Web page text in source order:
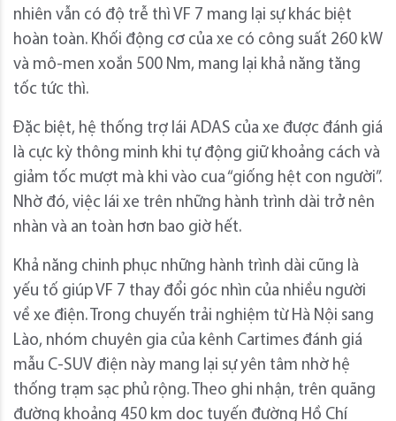
nhiên vẫn có độ trễ thì VF 7 mang lại sự khác biệt
hoàn toàn. Khối động cơ của xe có công suất 260 kW
và mô-men xoắn 500 Nm, mang lại khả năng tăng
tốc tức thì.
Đặc biệt, hệ thống trợ lái ADAS của xe được đánh giá
là cực kỳ thông minh khi tự động giữ khoảng cách và
giảm tốc mượt mà khi vào cua “giống hệt con người”.
Nhờ đó, việc lái xe trên những hành trình dài trở nên
nhàn và an toàn hơn bao giờ hết.
Khả năng chinh phục những hành trình dài cũng là
yếu tố giúp VF 7 thay đổi góc nhìn của nhiều người
về xe điện. Trong chuyến trải nghiệm từ Hà Nội sang
Lào, nhóm chuyên gia của kênh Cartimes đánh giá
mẫu C-SUV điện này mang lại sự yên tâm nhờ hệ
thống trạm sạc phủ rộng. Theo ghi nhận, trên quãng
đường khoảng 450 km dọc tuyến đường Hồ Chí